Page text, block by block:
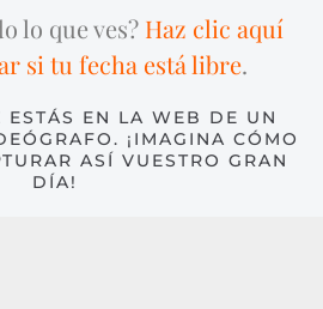
lo que ves? Haz clic aquí
si tu fecha está libre.
ESTÁS EN LA WEB DE UN
¡IMAGINA CÓMO
ASÍ VUESTRO GRAN
DÍA!